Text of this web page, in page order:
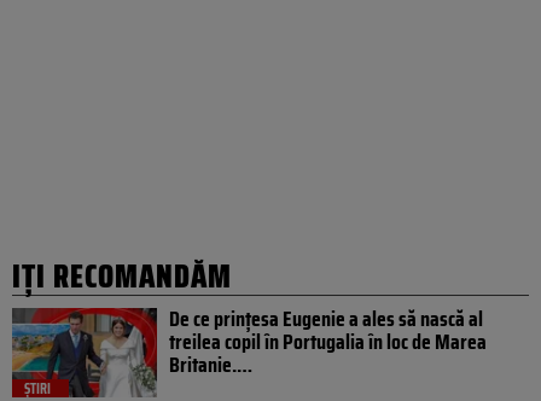
IȚI RECOMANDĂM
ȘTIRI
De ce prințesa Eugenie a ales să nască al
treilea copil în Portugalia în loc de Marea
Britanie.…